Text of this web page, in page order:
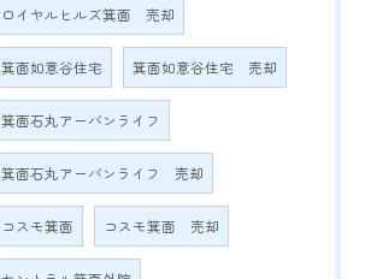
ロイヤルヒルズ箕面 売却
箕面如意谷住宅 箕面如意谷住宅 売却
箕面石丸アーバンライフ
箕面石丸アーバンライフ 売却
コスモ箕面 コスモ箕面 売却